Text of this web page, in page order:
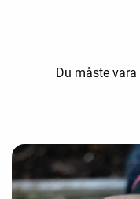
Du måste vara